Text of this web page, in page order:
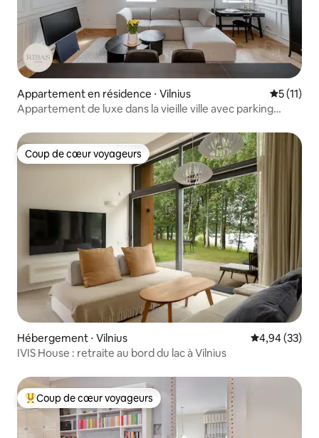
Appartement en résidence ⋅ Vilnius
5 (11)
Appartement de luxe dans la vieille ville avec parking
Coup de cœur voyageurs
Coup de cœur voyageurs
Hébergement ⋅ Vilnius Évaluation
4,94 (33)
IVIS House : retraite au bord du lac à Vilnius
Coups de cœur voyageurs les plus appréciés
Coup de cœur voyageurs